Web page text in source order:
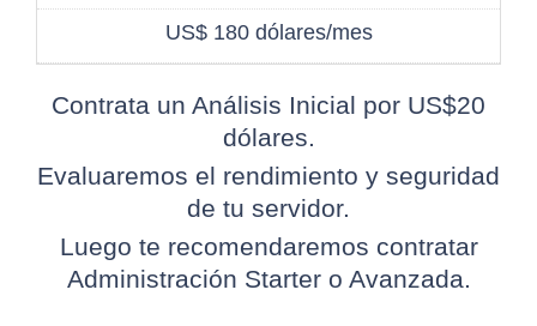
US$ 180 dólares/mes
Contrata un Análisis Inicial por US$20
dólares.
Evaluaremos el rendimiento y seguridad
de tu servidor.
Luego te recomendaremos contratar
Administración Starter o Avanzada.